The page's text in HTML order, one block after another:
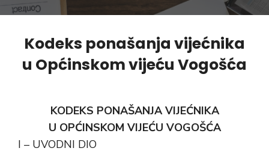
Kodeks ponašanja vijećnika
u Općinskom vijeću Vogošća
KODEKS PONAŠANJA VIJEĆNIKA
U OPĆINSKOM VIJEĆU VOGOŠĆA
I – UVODNI DIO